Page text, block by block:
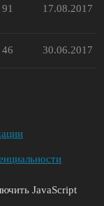
91 17.08.2017
46 30.06.2017
JavaScript